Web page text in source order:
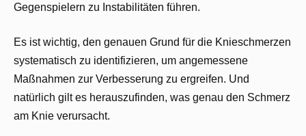
Gegenspielern zu Instabilitäten führen.
Es ist wichtig, den genauen Grund für die Knieschmerzen
systematisch zu identifizieren, um angemessene
Maßnahmen zur Verbesserung zu ergreifen. Und
natürlich gilt es herauszufinden, was genau den Schmerz
am Knie verursacht.